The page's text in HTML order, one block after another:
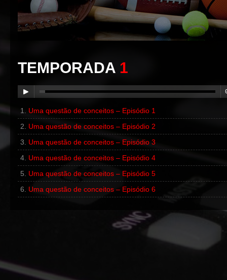
TEMPORADA 1
00:00/ 00:00
Uma questão de conceitos – Episódio 1
Uma questão de conceitos – Episódio 2
Uma questão de conceitos – Episódio 3
Uma questão de conceitos – Episódio 4
Uma questão de conceitos – Episódio 5
Uma questão de conceitos – Episódio 6